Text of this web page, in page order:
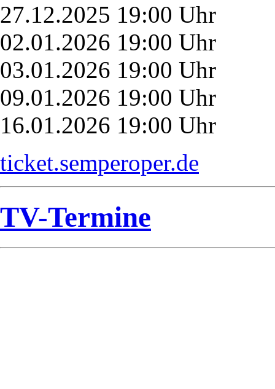
27.12.2025 19:00 Uhr
02.01.2026 19:00 Uhr
03.01.2026 19:00 Uhr
09.01.2026 19:00 Uhr
16.01.2026 19:00 Uhr
ticket.semperoper.de
TV-Termine